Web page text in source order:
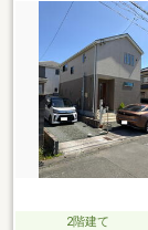
2階建て